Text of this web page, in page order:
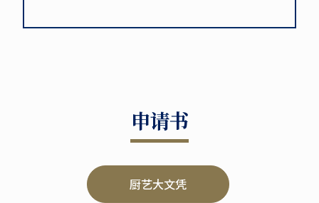
申请书
厨艺大文凭